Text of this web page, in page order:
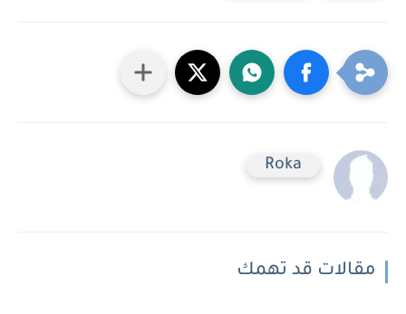
Roka
مقالات قد تهمك